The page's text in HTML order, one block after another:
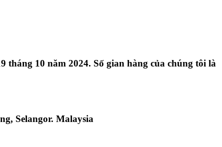
10 năm 2024. Số gian hàng của chúng tôi là
Selangor. Malaysia